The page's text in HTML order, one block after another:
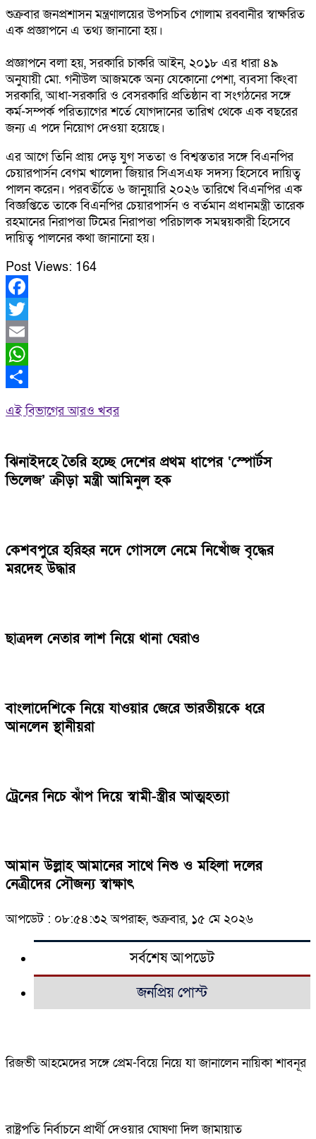
শুক্রবার জনপ্রশাসন মন্ত্রণালয়ের উপসচিব গোলাম রব্বানীর স্বাক্ষরিত
এক প্রজ্ঞাপনে এ তথ্য জানানো হয়।
প্রজ্ঞাপনে বলা হয়, সরকারি চাকরি আইন, ২০১৮ এর ধারা ৪৯
অনুযায়ী মো. গনীউল আজমকে অন্য যেকোনো পেশা, ব্যবসা কিংবা
সরকারি, আধা-সরকারি ও বেসরকারি প্রতিষ্ঠান বা সংগঠনের সঙ্গে
কর্ম-সম্পর্ক পরিত্যাগের শর্তে যোগদানের তারিখ থেকে এক বছরের
জন্য এ পদে নিয়োগ দেওয়া হয়েছে।
এর আগে তিনি প্রায় দেড় যুগ সততা ও বিশ্বস্ততার সঙ্গে বিএনপির
চেয়ারপার্সন বেগম খালেদা জিয়ার সিএসএফ সদস্য হিসেবে দায়িত্ব
পালন করেন। পরবর্তীতে ৬ জানুয়ারি ২০২৬ তারিখে বিএনপির এক
বিজ্ঞপ্তিতে তাকে বিএনপির চেয়ারপার্সন ও বর্তমান প্রধানমন্ত্রী তারেক
রহমানের নিরাপত্তা টিমের নিরাপত্তা পরিচালক সমন্বয়কারী হিসেবে
দায়িত্ব পালনের কথা জানানো হয়।
Post Views: 164
Facebook
Twitter
Email
WhatsApp
এই বিভাগের আরও খবর
ঝিনাইদহে তৈরি হচ্ছে দেশের প্রথম ধাপের ‘স্পোর্টস
ভিলেজ’ ক্রীড়া মন্ত্রী আমিনুল হক
কেশবপুরে হরিহর নদে গোসলে নেমে নিখোঁজ বৃদ্ধের
মরদেহ উদ্ধার
ছাত্রদল নেতার লাশ নিয়ে থানা ঘেরাও
বাংলাদেশিকে নিয়ে যাওয়ার জেরে ভারতীয়কে ধরে
আনলেন স্থানীয়রা
ট্রেনের নিচে ঝাঁপ দিয়ে স্বামী-স্ত্রীর আত্মহত্যা
আমান উল্লাহ আমানের সাথে নিশু ও মহিলা দলের
নেত্রীদের সৌজন্য স্বাক্ষাৎ
আপডেট : ০৮:৫৪:৩২ অপরাহ্ন, শুক্রবার, ১৫ মে ২০২৬
সর্বশেষ আপডেট
জনপ্রিয় পোস্ট
রিজভী আহমেদের সঙ্গে প্রেম-বিয়ে নিয়ে যা জানালেন নায়িকা শাবনূর
রাষ্ট্রপতি নির্বাচনে প্রার্থী দেওয়ার ঘোষণা দিল জামায়াত